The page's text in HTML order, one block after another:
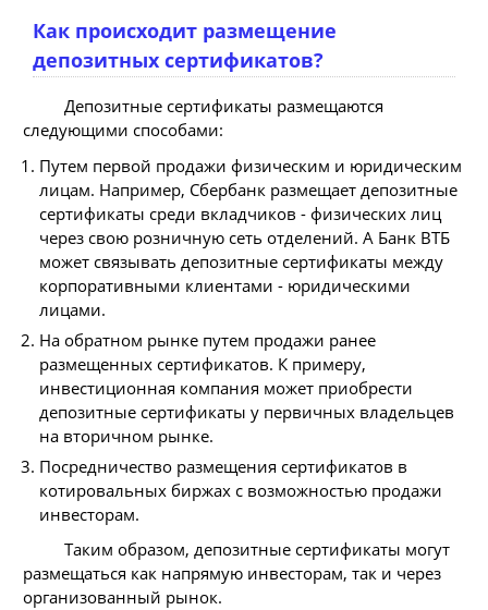
Как происходит размещение
депозитных сертификатов?
Депозитные сертификаты размещаются
следующими способами:
Путем первой продажи физическим и юридическим
лицам. Например, Сбербанк размещает депозитные
сертификаты среди вкладчиков - физических лиц
через свою розничную сеть отделений. А Банк ВТБ
может связывать депозитные сертификаты между
корпоративными клиентами - юридическими
лицами.
На обратном рынке путем продажи ранее
размещенных сертификатов. К примеру,
инвестиционная компания может приобрести
депозитные сертификаты у первичных владельцев
на вторичном рынке.
Посредничество размещения сертификатов в
котировальных биржах с возможностью продажи
инвесторам.
Таким образом, депозитные сертификаты могут
размещаться как напрямую инвесторам, так и через
организованный рынок.